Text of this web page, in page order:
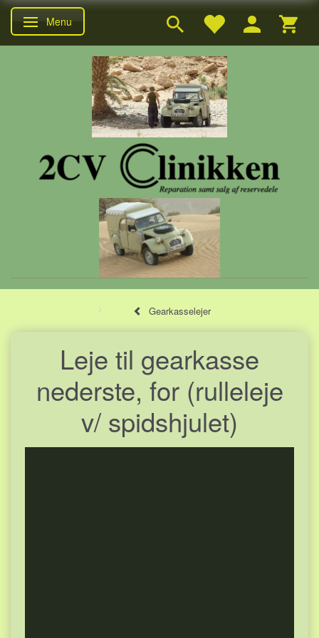
Skifte navigation
Menu
Gearkasselejer
Leje til gearkasse
nederste, for (rulleleje
v/ spidshjulet)